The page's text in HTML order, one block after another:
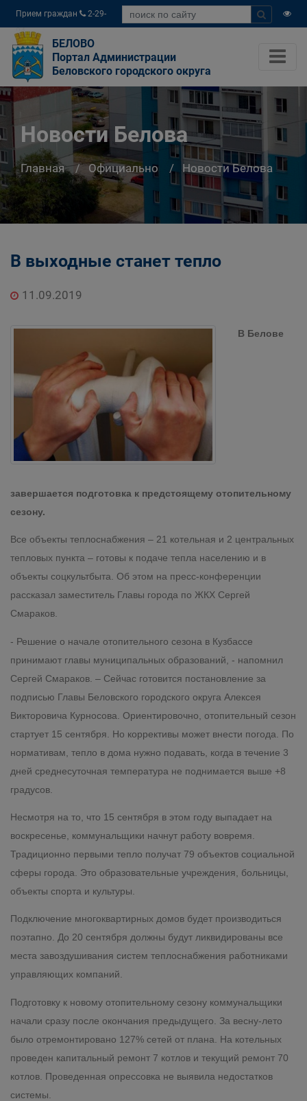
Прием граждан
2-29-
04
БЕЛОВО
Портал Администрации
Беловского городского округа
Новости Белова
Главная Официально Новости Белова
В выходные станет тепло
11.09.2019
В Белове
завершается подготовка к предстоящему отопительному
сезону.
Все объекты теплоснабжения – 21 котельная и 2 центральных
тепловых пункта – готовы к подаче тепла населению и в
объекты соцкультбыта. Об этом на пресс-конференции
рассказал заместитель Главы города по ЖКХ Сергей
Смараков.
- Решение о начале отопительного сезона в Кузбассе
принимают главы муниципальных образований, - напомнил
Сергей Смараков. – Сейчас готовится постановление за
подписью Главы Беловского городского округа Алексея
Викторовича Курносова. Ориентировочно, отопительный сезон
стартует 15 сентября. Но коррективы может внести погода. По
нормативам, тепло в дома нужно подавать, когда в течение 3
дней среднесуточная температура не поднимается выше +8
градусов.
Несмотря на то, что 15 сентября в этом году выпадает на
воскресенье, коммунальщики начнут работу вовремя.
Традиционно первыми тепло получат 79 объектов социальной
сферы города. Это образовательные учреждения, больницы,
объекты спорта и культуры.
Подключение многоквартирных домов будет производиться
поэтапно. До 20 сентября должны будут ликвидированы все
места завоздушивания систем теплоснабжения работниками
управляющих компаний.
Подготовку к новому отопительному сезону коммунальщики
начали сразу после окончания предыдущего. За весну-лето
было отремонтировано 127% сетей от плана. На котельных
проведен капитальный ремонт 7 котлов и текущий ремонт 70
котлов. Проведенная опрессовка не выявила недостатков
системы.